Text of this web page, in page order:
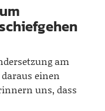
am
einen
uns, dass